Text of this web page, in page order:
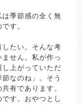
季節感の全く無
す。
たい。そんな考
せん。私が作っ
上がっていただ
なのね」。そう
有であります。
す。おやつとし